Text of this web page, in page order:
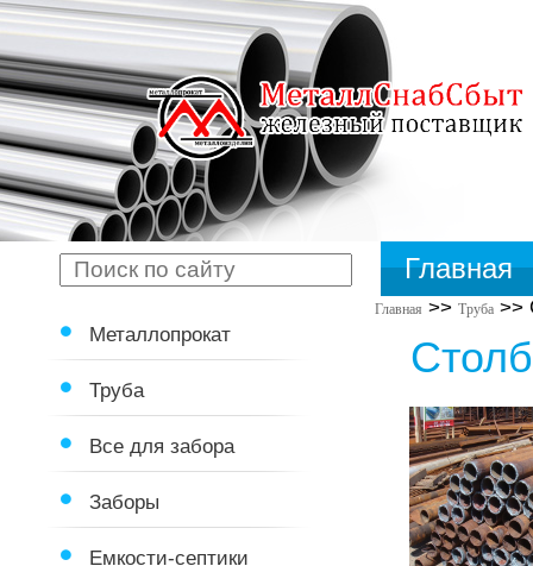
Главная
Главная >> Труба >>
Металлопрокат
Труба
Все для забора
Заборы
Емкости-септики